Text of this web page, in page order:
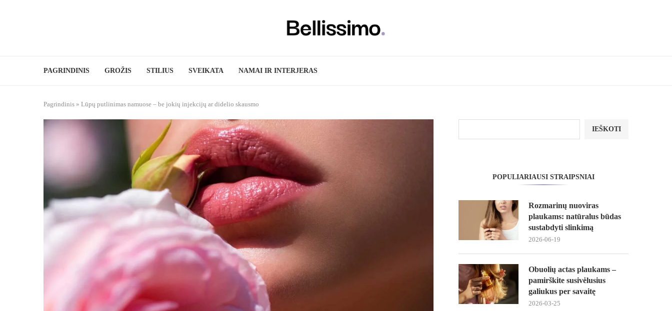
PAGRINDINIS GROŽIS STILIUS SVEIKATA NAMAI IR INTERJERAS
Pagrindinis » Lūpų putlinimas namuose – be jokių injekcijų ar didelio skausmo
IEŠKOTI
POPULIARIAUSI STRAIPSNIAI
Rozmarinų nuoviras
plaukams: natūralus būdas
sustabdyti slinkimą
2026-06-19
Obuolių actas plaukams –
pamirškite susivėlusius
galiukus per savaitę
2026-03-25